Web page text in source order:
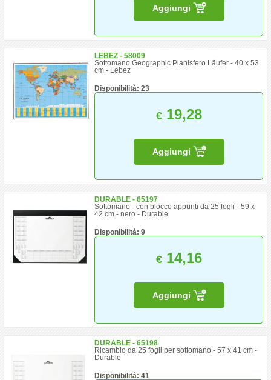
Aggiungi
LEBEZ - 58009
Sottomano Geographic Planisfero Läufer - 40 x 53
cm - Lebez
Disponibilità: 23
€19,28
Aggiungi
DURABLE - 65197
Sottomano - con blocco appunti da 25 fogli - 59 x
42 cm - nero - Durable
Disponibilità: 9
€14,16
Aggiungi
DURABLE - 65198
Ricambio da 25 fogli per sottomano - 57 x 41 cm -
Durable
Disponibilità: 41